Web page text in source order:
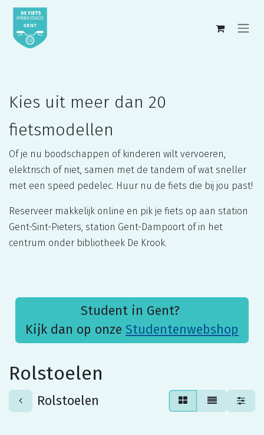
Overslaan naar inhoud
Kies uit meer dan 20
fietsmodellen
Of je nu boodschappen of kinderen wilt vervoeren,
elektrisch of niet, samen met de tandem of wat sneller
met een speed pedelec. Huur nu de fiets die bij jou past!
Reserveer makkelijk online en pik je fiets op aan station
Gent-Sint-Pieters, station Gent-Dampoort of in het
centrum onder bibliotheek De Krook.
Student in Gent?
Kijk dan op onze Studentenwebshop
Rolstoelen
Rolstoelen